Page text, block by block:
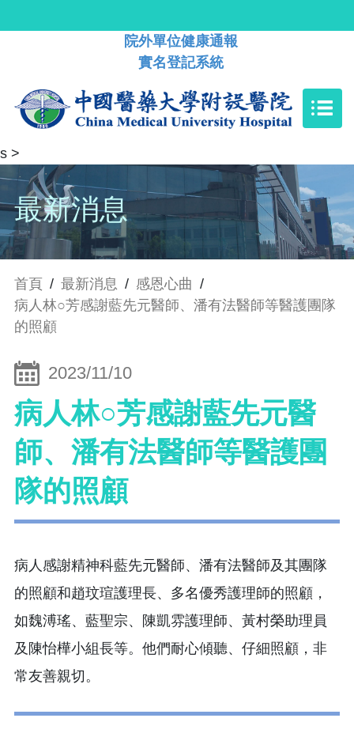
院外單位健康通報
實名登記系統
s >
最新消息
首頁 / 最新消息 / 感恩心曲 /
病人林○芳感謝藍先元醫師、潘有法醫師等醫護團隊
的照顧
2023/11/10
病人林○芳感謝藍先元醫
師、潘有法醫師等醫護團
隊的照顧
病人感謝精神科藍先元醫師、潘有法醫師及其團隊
的照顧和趙玟瑄護理長、多名優秀護理師的照顧，
如魏溥瑤、藍聖宗、陳凱雰護理師、黃村榮助理員
及陳怡樺小組長等。他們耐心傾聽、仔細照顧，非
常友善親切。